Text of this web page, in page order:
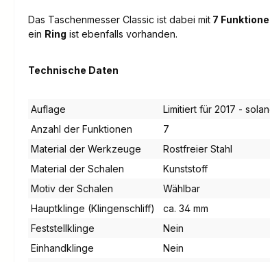
Das Taschenmesser Classic ist dabei mit 7
ein Ring ist ebenfalls vorhanden.
Technische Daten
Auflage
Limitiert für 2017 -
Anzahl der Funktionen
7
Material der Werkzeuge
Rostfreier Stahl
Material der Schalen
Kunststoff
Motiv der Schalen
Wählbar
Hauptklinge (Klingenschliff)
ca. 34 mm
Feststellklinge
Nein
Einhandklinge
Nein